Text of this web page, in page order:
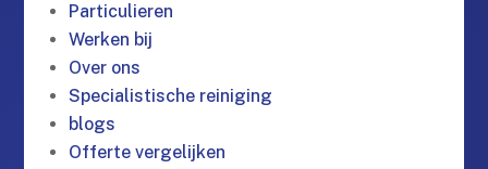
Particulieren
Werken bij
Over ons
Specialistische reiniging
blogs
Offerte vergelijken